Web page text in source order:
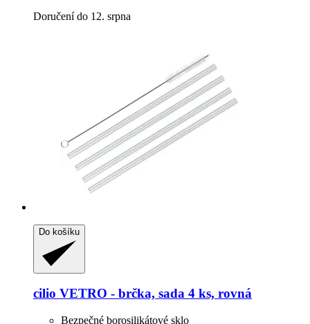
Doručení do 12. srpna
Do košíku
cilio VETRO -​ brčka, sada 4 ks, rovná
Bezpečné borosilikátové sklo